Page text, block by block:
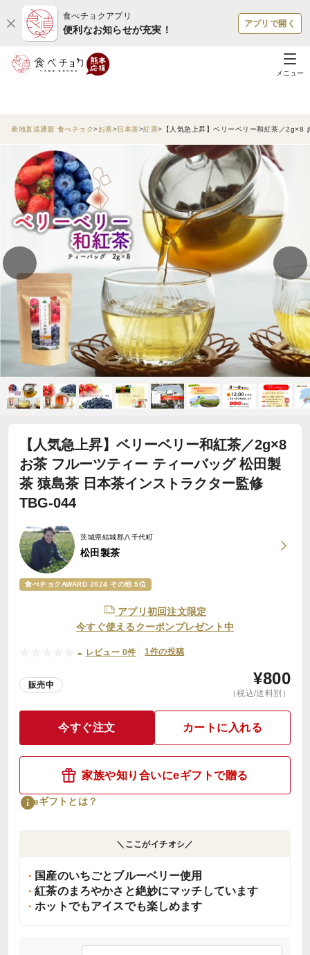
食べチョクアプリ
便利なお知らせが充実！
アプリで開く
メニュー
産地直送通販 食べチョク お茶 日本茶 紅茶 【人気急上昇】ベリーベリー和紅茶／
【人気急上昇】ベリーベリー和紅茶／2g×8
お茶 フルーツティー ティーバッグ 松田製
茶 猿島茶 日本茶インストラクター監修
TBG-044
茨城県結城郡八千代町
松田製茶
食べチョクAWARD 2024 その他 5位
アプリ初回注文限定
今すぐ使えるクーポンプレゼント中
- レビュー 0件 1件の投稿
販売中 ¥800
（税込/送料別）
今すぐ注文 カートに入れる
家族や知り合いにeギフトで贈る
eギフトとは？
＼ここがイチオシ／
国産のいちごとブルーベリー使用
紅茶のまろやかさと絶妙にマッチしています
ホットでもアイスでも楽しめます